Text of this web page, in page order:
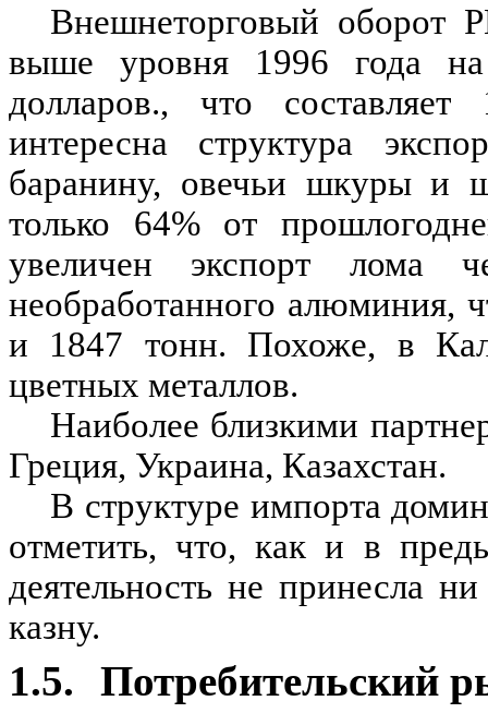
Внешнеторговый оборот
выше уровня 1996 года
долларов., что
интересна структура
баранину, овечьи шкуры и
только 64% от
увеличен экспорт
необработанного алюминия,
и 1847 тонн. Похоже, в
цветных металлов.
Наиболее близкими
Греция, Украина, Казахстан.
В структуре импорта
отметить, что, как и в
деятельность не принесла
казну.
1.5. Потребительский